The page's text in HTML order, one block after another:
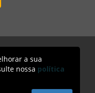
direitos reservados
a sua
nossa política